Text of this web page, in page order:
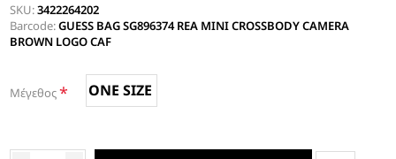
SKU:3422264202
Barcode:GUESS BAG SG896374 REA MINI CROSSBODY CAMERA
BROWN LOGO CAF
Μέγεθος* ONE SIZE